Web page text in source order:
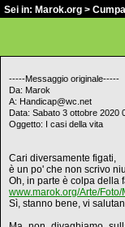
Sei in: Marok.org > Cumpa
-----Messaggio originale-----
Da: Marok
A: Handicap@wc.net
Data: Sabato 3 ottobre 2020
Oggetto: I casi della vita
Cari diversamente figati,
è un po' che non scrivo
Oh, in parte è colpa della
www.marok.org/Arte/
Sì, stanno bene, vi